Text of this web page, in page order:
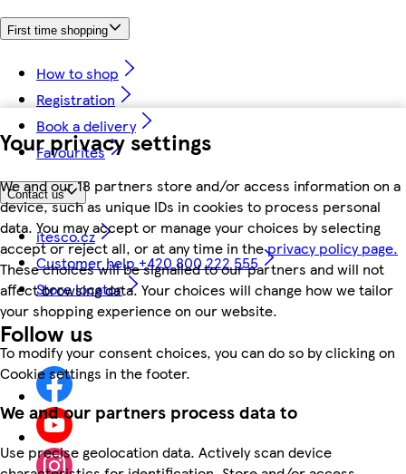
Your privacy settings
We and our 18 partners store and/or access information on a
device, such as unique IDs in cookies to process personal
data. You may accept or manage your choices by selecting
accept or reject all, or at any time in theprivacy policy page.
These choices will be signalled to our partners and will not
affect browsing data. Your choices will change how we tailor
your shopping experience on our website.
To modify your consent choices, you can do so by clicking on
Cookie settings in the footer.
We and our partners process data to
Use precise geolocation data. Actively scan device
First time shopping
How to shop
Registration
Book a delivery
Favourites
Contact us
itesco.cz
Customer help +420 800 222 555
Store locator
Follow us